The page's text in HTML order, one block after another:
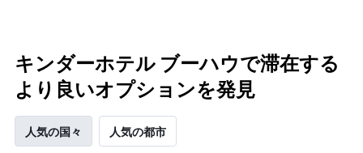
キンダーホテル ブーハウで滞在する
より良いオプションを発見
人気の国々 人気の都市